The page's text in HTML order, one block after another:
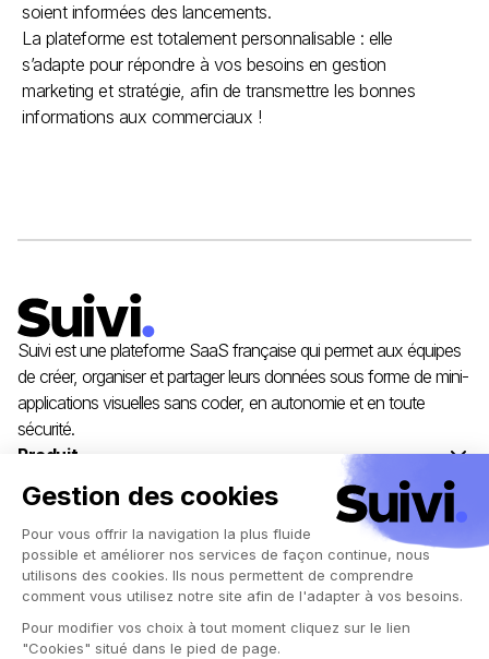
soient informées des lancements.
La plateforme est totalement personnalisable : elle
s’adapte pour répondre à vos besoins en gestion
marketing et stratégie, afin de transmettre les bonnes
informations aux commerciaux !
Suivi est une plateforme SaaS française qui permet aux équipes
de créer, organiser et partager leurs données sous forme de mini-
applications visuelles sans coder, en autonomie et en toute
sécurité.
Produit
Solutions
Ressources